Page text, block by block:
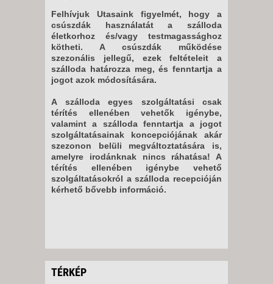
Felhívjuk Utasaink figyelmét, hogy a
csúszdák használatát a szálloda
életkorhoz és/vagy testmagassághoz
kötheti. A csúszdák működése
szezonális jellegű, ezek feltételeit a
szálloda határozza meg, és fenntartja a
jogot azok módosítására.
A szálloda egyes szolgáltatási csak
térítés ellenében vehetők igénybe,
valamint a szálloda fenntartja a jogot
szolgáltatásainak koncepciójának akár
szezonon belüli megváltoztatására is,
amelyre irodánknak nincs ráhatása! A
térítés ellenében igénybe vehető
szolgáltatásokról a szálloda recepcióján
kérhető bővebb információ.
TÉRKÉP